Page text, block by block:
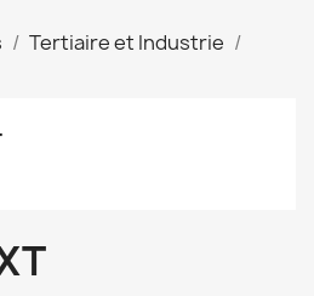
Tertiaire et Industrie